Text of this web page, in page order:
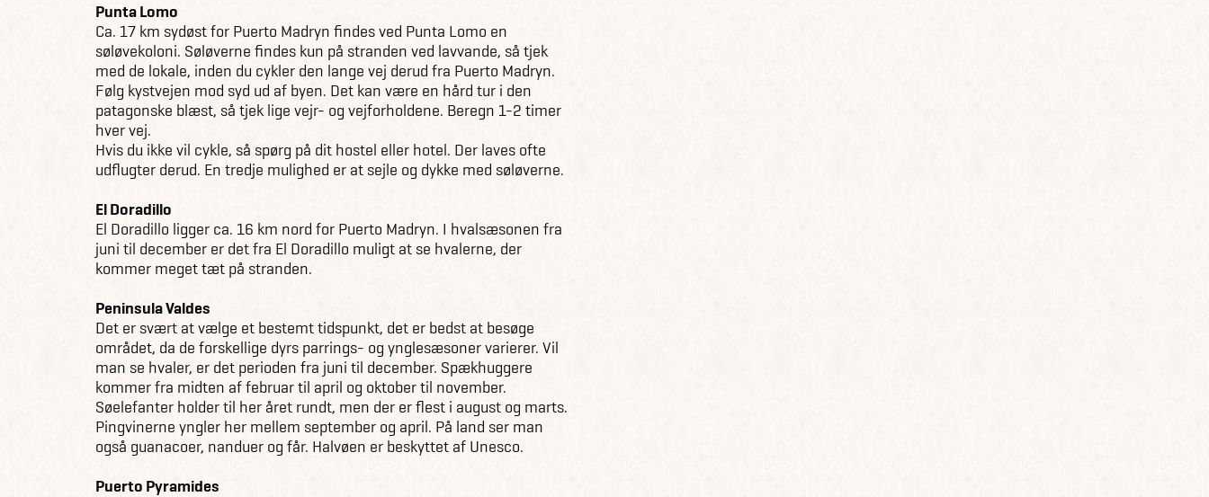
Punta Lomo
Ca. 17 km sydøst for Puerto Madryn findes ved Punta Lomo en
søløvekoloni. Søløverne findes kun på stranden ved lavvande, så tjek
med de lokale, inden du cykler den lange vej derud fra Puerto Madryn.
Følg kystvejen mod syd ud af byen. Det kan være en hård tur i den
patagonske blæst, så tjek lige vejr- og vejforholdene. Beregn 1-2 timer
hver vej.
Hvis du ikke vil cykle, så spørg på dit hostel eller hotel. Der laves ofte
udflugter derud. En tredje mulighed er at sejle og dykke med søløverne.
El Doradillo
El Doradillo ligger ca. 16 km nord for Puerto Madryn. I hvalsæsonen fra
juni til december er det fra El Doradillo muligt at se hvalerne, der
kommer meget tæt på stranden.
Peninsula Valdes
Det er svært at vælge et bestemt tidspunkt, det er bedst at besøge
området, da de forskellige dyrs parrings- og ynglesæsoner varierer. Vil
man se hvaler, er det perioden fra juni til december. Spækhuggere
kommer fra midten af februar til april og oktober til november.
Søelefanter holder til her året rundt, men der er flest i august og marts.
Pingvinerne yngler her mellem september og april. På land ser man
også guanacoer, nanduer og får. Halvøen er beskyttet af Unesco.
Puerto Pyramides